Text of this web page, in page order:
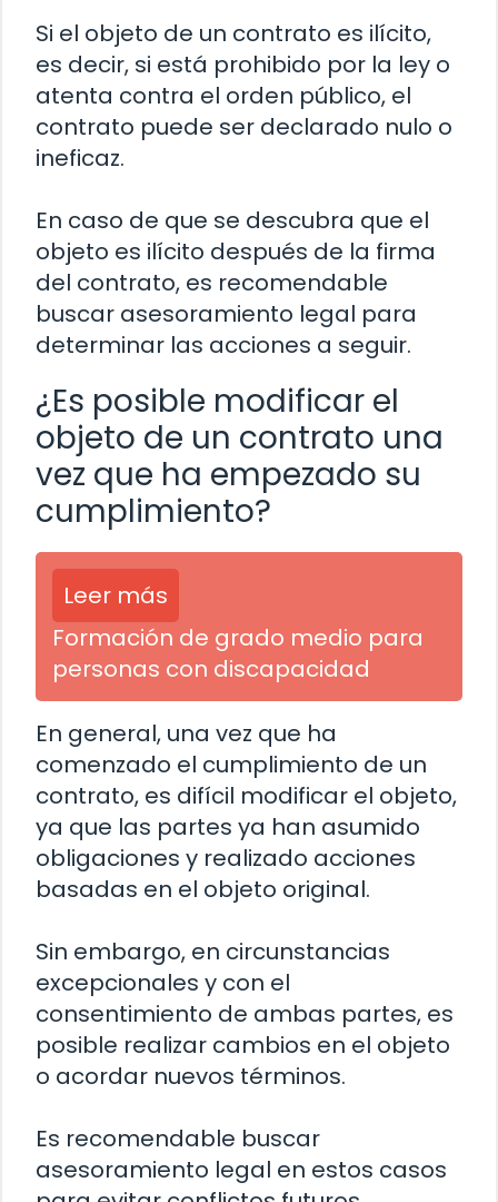
Si el objeto de un contrato es ilícito,
es decir, si está prohibido por la ley o
atenta contra el orden público, el
contrato puede ser declarado nulo o
ineficaz.
En caso de que se descubra que el
objeto es ilícito después de la firma
del contrato, es recomendable
buscar asesoramiento legal para
determinar las acciones a seguir.
¿Es posible modificar el
objeto de un contrato una
vez que ha empezado su
cumplimiento?
Leer más
Formación de grado medio para
personas con discapacidad
En general, una vez que ha
comenzado el cumplimiento de un
contrato, es difícil modificar el objeto,
ya que las partes ya han asumido
obligaciones y realizado acciones
basadas en el objeto original.
Sin embargo, en circunstancias
excepcionales y con el
consentimiento de ambas partes, es
posible realizar cambios en el objeto
o acordar nuevos términos.
Es recomendable buscar
asesoramiento legal en estos casos